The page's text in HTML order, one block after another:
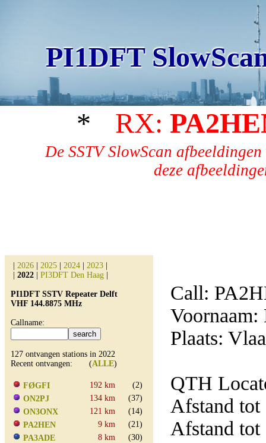
PI1DFT
* RX:
De SSTV SlowScan
deze
2026 2025 2024 2023
2022 PI3DFT Den Haag
PI1DFT SSTV Repeater Delft
VHF 144.8875 MHz
Callname:
127 ontvangen stations in 2022
Recent ontvangen: (ALLE)
FØGFI 192 km
(2)
ON2PJ
134 km
(37)
ON3ONX
121 km
(14)
PA2HEN
9 km
(21)
PA3ADE
8 km
(30)
Call:
Voornaam:
Plaats:
QTH
Afstand tot
Afstand tot